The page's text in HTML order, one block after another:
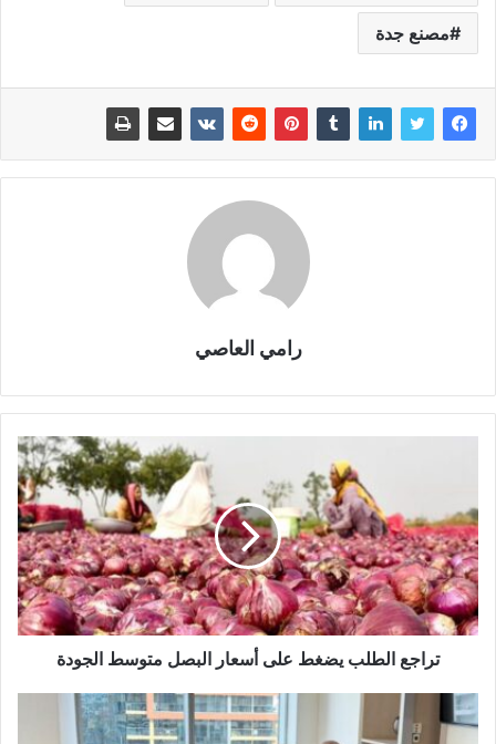
مصنع جدة
رامي العاصي
تراجع الطلب يضغط على أسعار البصل متوسط الجودة